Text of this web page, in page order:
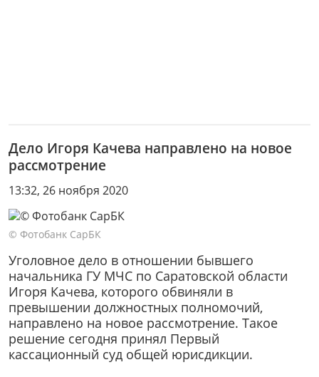
Дело Игоря Качева направлено на новое
рассмотрение
13:32, 26 ноября 2020
© Фотобанк СарБК
Уголовное дело в отношении бывшего
начальника ГУ МЧС по Саратовской области
Игоря Качева, которого обвиняли в
превышении должностных полномочий,
направлено на новое рассмотрение. Такое
решение сегодня принял Первый
кассационный суд общей юрисдикции.